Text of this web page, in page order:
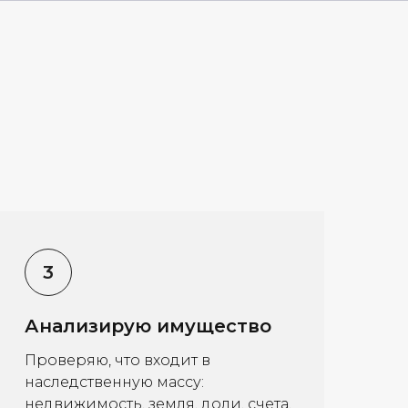
Анализирую имущество
Проверяю, что входит в
наследственную массу:
недвижимость, земля, доли, счета,